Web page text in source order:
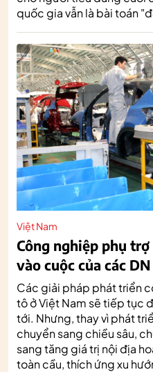
quốc gia vẫn là bài toán
Việt Nam
Công nghiệp phụ
vào cuộc của các
Các giải pháp phát triển
tô ở Việt Nam sẽ tiếp tục
tới. Nhưng, thay vì phát
chuyển sang chiều sâu,
sang tăng giá trị nội địa
toàn cầu, thích ứng xu